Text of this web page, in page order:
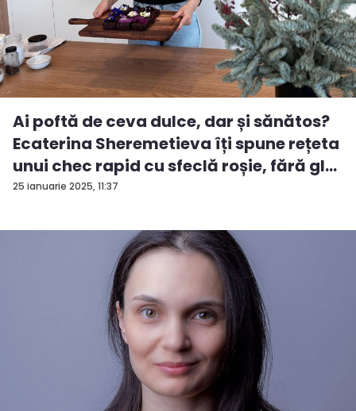
25 ianuarie 2025, 11:37
Ai poftă de ceva dulce, dar și sănătos?
Ecaterina Sheremetieva îți spune rețeta
unui chec rapid cu sfeclă roșie, fără gl...